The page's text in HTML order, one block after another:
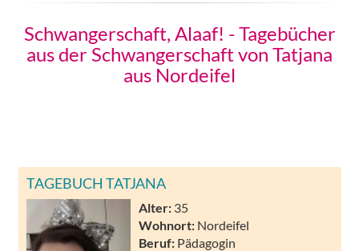
Schwangerschaft, Alaaf! - Tagebücher
aus der Schwangerschaft von Tatjana
aus Nordeifel
TAGEBUCH TATJANA
Alter: 35
Wohnort: Nordeifel
Beruf: Pädagogin